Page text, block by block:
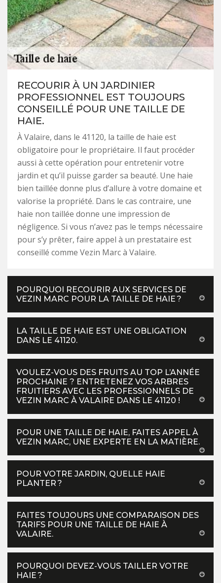
RECOURIR À UN JARDINIER
PROFESSIONNEL EST TOUJOURS
CONSEILLÉ POUR UNE TAILLE DE
HAIE.
À Valaire, dans le 41120, la taille de haie est
obligatoire pour le propriétaire. Il faut procéder
aussi à cette opération pour entretenir votre
jardin et qu’il puisse garder sa beauté. Une haie
bien taillée donne plus d’allure à votre domaine et
valorise la propriété. Dans le cas contraire, une
haie non taillée donne une impression de
négligence. Si vous n’avez pas le temps nécessaire
pour s’y prêter, faire appel à un prestataire est
conseillé comme Vezin Marc à Valaire.
POURQUOI RECOURIR AUX SERVICES DE
VEZIN MARC POUR LA TAILLE DE HAIE ?
LA TAILLE DE HAIE EST UNE OBLIGATION
DANS LE 41120.
VOULEZ-VOUS DES FRUITS AU TOP L’ANNÉE
PROCHAINE ? ENTRETENEZ VOS ARBRES
FRUITIERS AVEC LES PROFESSIONNELS DE
VEZIN MARC À VALAIRE DANS LE 41120 !
POUR UNE TAILLE DE HAIE, FAITES APPEL À
VEZIN MARC, UNE EXPERTE EN LA MATIÈRE.
POUR VOTRE JARDIN, QUELLE HAIE
PLANTER ?
FAITES TOUJOURS UNE COMPARAISON DES
TARIFS POUR UNE TAILLE DE HAIE À
VALAIRE.
POURQUOI DEVEZ-VOUS TAILLER VOTRE
HAIE ?